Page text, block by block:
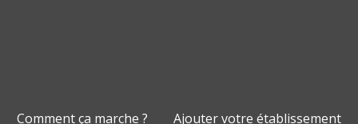
Comment ça marche ? Ajouter votre établissement